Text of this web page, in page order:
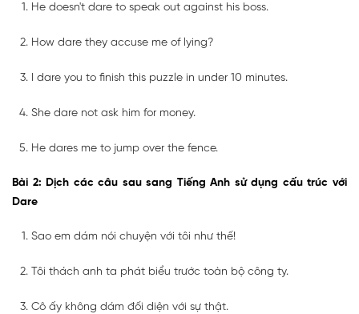
He doesn't dare to speak out against his boss.
How dare they accuse me of lying?
I dare you to finish this puzzle in under 10 minutes.
She dare not ask him for money.
He dares me to jump over the fence.
Bài 2: Dịch các câu sau sang Tiếng Anh sử dụng cấu trúc với
Dare
Sao em dám nói chuyện với tôi như thế!
Tôi thách anh ta phát biểu trước toàn bộ công ty.
Cô ấy không dám đối diện với sự thật.